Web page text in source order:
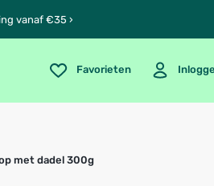
vanaf €35 ›
Favorieten
met dadel 300g